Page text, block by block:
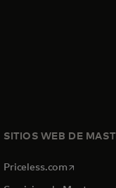
SITIOS WEB DE
Priceless.com se abre